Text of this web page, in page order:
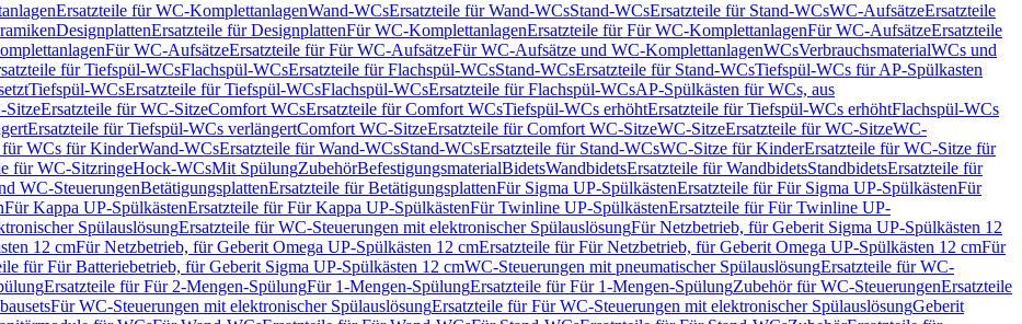
Ersatzteile für WC-KomplettanlagenWand-WCsErsatzteile für Wand-WCsStand-WCsErsatzteile für Stand-WCsWC-AufsätzeErsatzteile
DesignplattenErsatzteile für DesignplattenFür WC-KomplettanlagenErsatzteile für Für WC-KomplettanlagenFür WC-AufsätzeErsatzteile
Für WC-AufsätzeErsatzteile für Für WC-AufsätzeFür WC-Aufsätze und WC-KomplettanlagenWCsVerbrauchsmaterialWCs und
für Tiefspül-WCsFlachspül-WCsErsatzteile für Flachspül-WCsStand-WCsErsatzteile für Stand-WCsTiefspül-WCs für AP-Spülkasten
Tiefspül-WCsErsatzteile für Tiefspül-WCsFlachspül-WCsErsatzteile für Flachspül-WCsAP-Spülkästen für WCs, aus
SitzeErsatzteile für WC-SitzeComfort WCsErsatzteile für Comfort WCsTiefspül-WCs erhöhtErsatzteile für Tiefspül-WCs erhöhtFlachspül-WCs
Ersatzteile für Tiefspül-WCs verlängertComfort WC-SitzeErsatzteile für Comfort WC-SitzeWC-SitzeErsatzteile für WC-SitzeWC-
für WCs für KinderWand-WCsErsatzteile für Wand-WCsStand-WCsErsatzteile für Stand-WCsWC-Sitze für KinderErsatzteile für WC-Sitze für
für WC-SitzringeHock-WCsMit SpülungZubehörBefestigungsmaterialBidetsWandbidetsErsatzteile für WandbidetsStandbidetsErsatzteile für
WC-SteuerungenBetätigungsplattenErsatzteile für BetätigungsplattenFür Sigma UP-SpülkästenErsatzteile für Für Sigma UP-SpülkästenFür
Für Kappa UP-SpülkästenErsatzteile für Für Kappa UP-SpülkästenFür Twinline UP-SpülkästenErsatzteile für Für Twinline UP-
SpülauslösungErsatzteile für WC-Steuerungen mit elektronischer SpülauslösungFür Netzbetrieb, für Geberit Sigma UP-Spülkästen 12
12 cmFür Netzbetrieb, für Geberit Omega UP-Spülkästen 12 cmErsatzteile für Für Netzbetrieb, für Geberit Omega UP-Spülkästen 12 cmFür
für Für Batteriebetrieb, für Geberit Sigma UP-Spülkästen 12 cmWC-Steuerungen mit pneumatischer SpülauslösungErsatzteile für WC-
Ersatzteile für Für 2-Mengen-SpülungFür 1-Mengen-SpülungErsatzteile für Für 1-Mengen-SpülungZubehör für WC-SteuerungenErsatzteile
Für WC-Steuerungen mit elektronischer SpülauslösungErsatzteile für Für WC-Steuerungen mit elektronischer SpülauslösungGeberit